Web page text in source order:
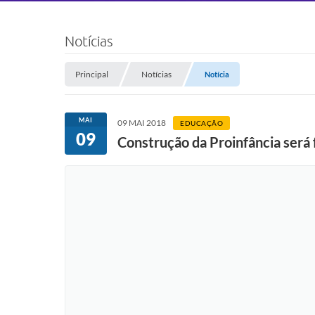
Notícias
Principal Notícias Notícia
MAI
09
09 MAI 2018 EDUCAÇÃO
Construção da Proinfância será